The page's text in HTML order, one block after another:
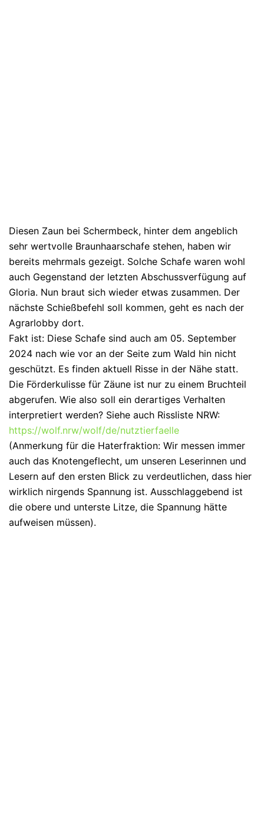
Diesen Zaun bei Schermbeck, hinter dem angeblich
sehr wertvolle Braunhaarschafe stehen, haben wir
bereits mehrmals gezeigt. Solche Schafe waren wohl
auch Gegenstand der letzten Abschussverfügung auf
Gloria. Nun braut sich wieder etwas zusammen. Der
nächste Schießbefehl soll kommen, geht es nach der
Agrarlobby dort.
Fakt ist: Diese Schafe sind auch am 05. September
2024 nach wie vor an der Seite zum Wald hin nicht
geschützt. Es finden aktuell Risse in der Nähe statt.
Die Förderkulisse für Zäune ist nur zu einem Bruchteil
abgerufen. Wie also soll ein derartiges Verhalten
interpretiert werden? Siehe auch Rissliste NRW:
https://wolf.nrw/wolf/de/nutztierfaelle
(Anmerkung für die Haterfraktion: Wir messen immer
auch das Knotengeflecht, um unseren Leserinnen und
Lesern auf den ersten Blick zu verdeutlichen, dass hier
wirklich nirgends Spannung ist. Ausschlaggebend ist
die obere und unterste Litze, die Spannung hätte
aufweisen müssen).